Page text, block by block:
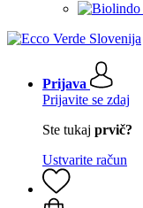
Prijava
Prijavite se zdaj
Ste tukaj prvič?
Ustvarite račun